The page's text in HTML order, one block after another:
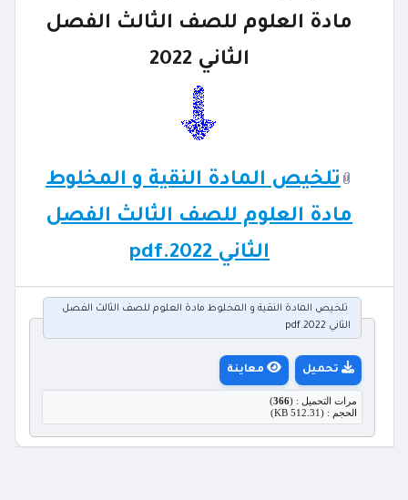
مادة العلوم للصف الثالث الفصل
الثاني 2022
تلخيص المادة النقية و المخلوط
مادة العلوم للصف الثالث الفصل
الثاني 2022.pdf
تلخيص المادة النقية و المخلوط مادة العلوم للصف الثالث الفصل
الثاني 2022.pdf
تحميل معاينة
مرات التحميل : (366
)
الحجم : (512.31 KB)